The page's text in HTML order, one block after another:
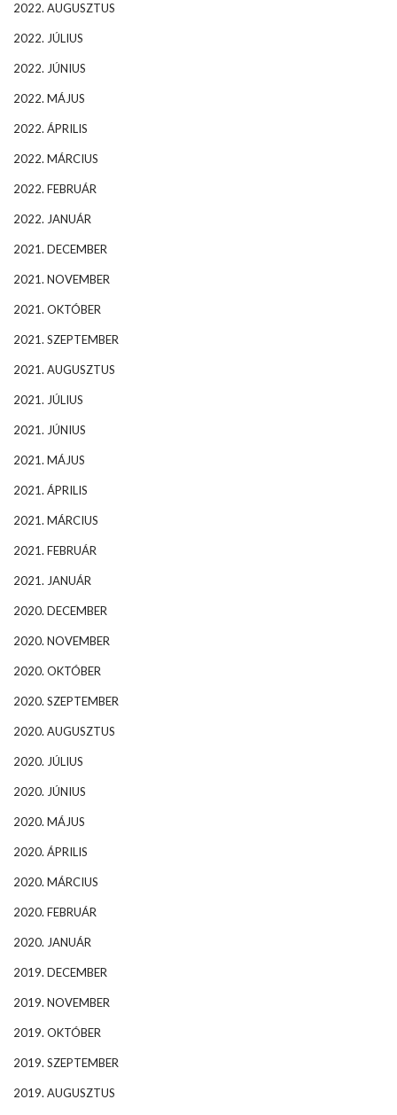
2022. AUGUSZTUS
2022. JÚLIUS
2022. JÚNIUS
2022. MÁJUS
2022. ÁPRILIS
2022. MÁRCIUS
2022. FEBRUÁR
2022. JANUÁR
2021. DECEMBER
2021. NOVEMBER
2021. OKTÓBER
2021. SZEPTEMBER
2021. AUGUSZTUS
2021. JÚLIUS
2021. JÚNIUS
2021. MÁJUS
2021. ÁPRILIS
2021. MÁRCIUS
2021. FEBRUÁR
2021. JANUÁR
2020. DECEMBER
2020. NOVEMBER
2020. OKTÓBER
2020. SZEPTEMBER
2020. AUGUSZTUS
2020. JÚLIUS
2020. JÚNIUS
2020. MÁJUS
2020. ÁPRILIS
2020. MÁRCIUS
2020. FEBRUÁR
2020. JANUÁR
2019. DECEMBER
2019. NOVEMBER
2019. OKTÓBER
2019. SZEPTEMBER
2019. AUGUSZTUS